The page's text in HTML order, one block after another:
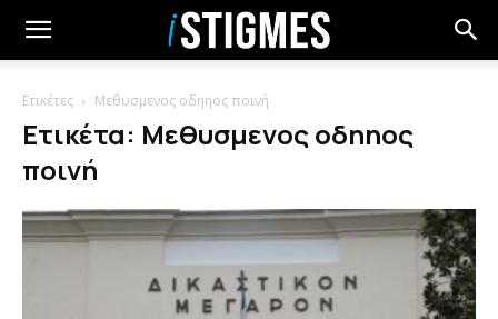
Ετικέτες Μεθυσμενος οδηηος ποινή
Ετικέτα: Μεθυσμενος οδηηος
ποινή